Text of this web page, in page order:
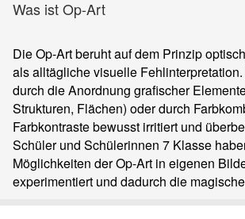
Was ist Op-Art
Die Op-Art beruht auf dem Prinzip
als alltägliche visuelle
durch die Anordnung grafischer
Strukturen, Flächen) oder durch
Farbkontraste bewusst irritiert und
Schüler und Schülerinnen 7 Klasse
Möglichkeiten der Op-Art in eigenen
experimentiert und dadurch die